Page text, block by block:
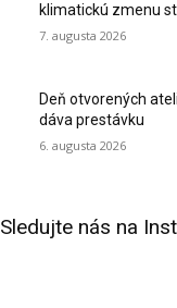
klimatickú zmenu
7. augusta 2026
Deň otvorených
dáva prestávku
6. augusta 2026
Sledujte nás na